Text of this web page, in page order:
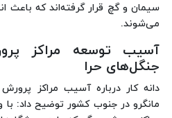
سیمان و گچ قرار گرفته‌اند که باعث
می‌شوند.
آسیب توسعه مراکز
جنگل‌های حرا
دانه کار درباره آسیب مراکز
مانگرو در جنوب کشور توضیح داد: